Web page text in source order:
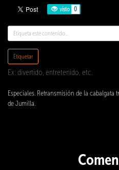
visto 0
Etiquetar
Ex: divertido, entretenido, etc.
Especiales. Retransmisión de la cabalgata
de Jumilla.